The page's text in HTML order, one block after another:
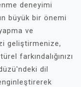
deneyimi
büyük bir önemi
ve
geliştirmenize,
farkındalığınızı
dil